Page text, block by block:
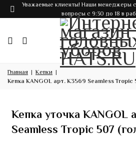
Уважаемые клиенты! Наши менеджеры
вопросы с 9:30 до 18 в
Главная
Кепки
Кепка KANGOL арт. K3569 Seamless Tropic
Кепка уточка KANGOL
Seamless Tropic 507